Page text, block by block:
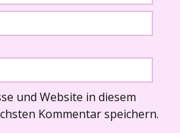
und Website in diesem
Kommentar speichern.